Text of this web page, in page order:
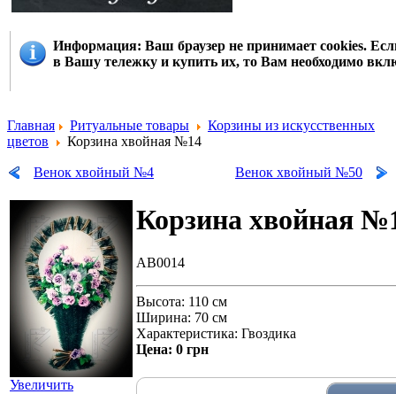
Информация: Ваш браузер не принимает cookies.
в Вашу тележку и купить их, то Вам необходимо
Главная Ритуальные товары
Корзины из искусственных
цветов
Корзина хвойная №14
Венок хвойный №4 Венок хвойный №50
Увеличить
Корзина хвойная
AB0014
Высота: 110 см
Ширина: 70 см
Характеристика: Гвоздика
Цена: 0 грн